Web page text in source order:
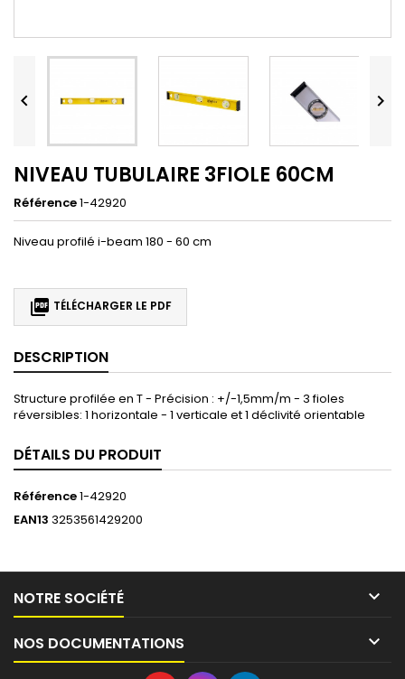
 
NIVEAU TUBULAIRE 3FIOLE 60CM
Référence1-42920
Niveau profilé i-beam 180 - 60 cm
 TÉLÉCHARGER LE PDF
DESCRIPTION
Structure profilée en T - Précision : +/-1,5mm/m - 3 fioles
réversibles: 1 horizontale - 1 verticale et 1 déclivité orientable
DÉTAILS DU PRODUIT
Référence1-42920
EAN13 3253561429200
NOTRE SOCIÉTÉ 
NOS DOCUMENTATIONS 